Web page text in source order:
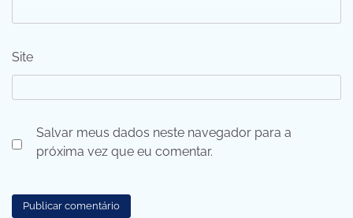
Site
Salvar meus dados neste navegador para a
próxima vez que eu comentar.